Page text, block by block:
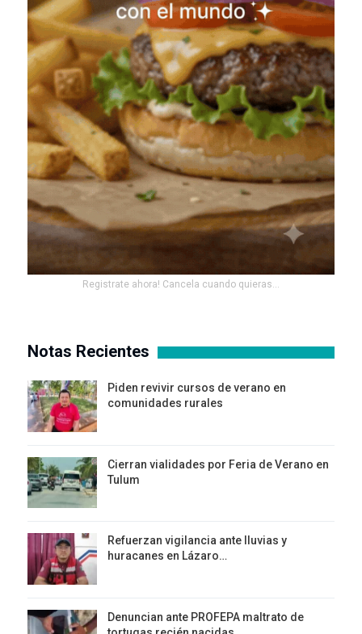
Registrate ahora! Cancela cuando quieras...
Notas Recientes
Piden revivir cursos de verano en
comunidades rurales
Cierran vialidades por Feria de Verano en
Tulum
Refuerzan vigilancia ante lluvias y
huracanes en Lázaro…
Denuncian ante PROFEPA maltrato de